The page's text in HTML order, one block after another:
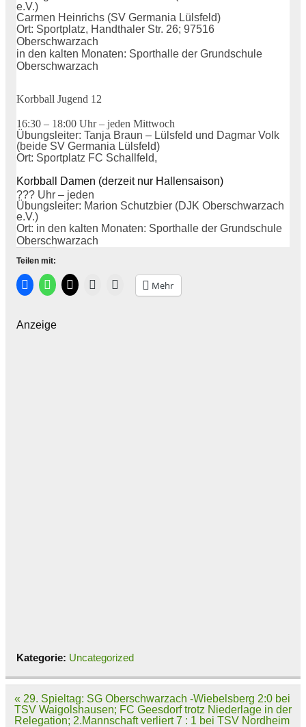
e.V.)
Carmen Heinrichs (SV Germania Lülsfeld)
Ort: Sportplatz, Handthaler Str. 26; 97516
Oberschwarzach
in den kalten Monaten: Sporthalle der Grundschule
Oberschwarzach
Korbball Jugend 12
16:30 – 18:00 Uhr – jeden Mittwoch
Übungsleiter: Tanja Braun – Lülsfeld und Dagmar Volk
(beide SV Germania Lülsfeld)
Ort: Sportplatz FC Schallfeld,
Korbball Damen (derzeit nur Hallensaison)
??? Uhr – jeden
Übungsleiter: Marion Schutzbier (DJK Oberschwarzach
e.V.)
Ort: in den kalten Monaten: Sporthalle der Grundschule
Oberschwarzach
Teilen mit:
Mehr
Anzeige
Kategorie: Uncategorized
Beitragsnavigation
« 29. Spieltag: SG Oberschwarzach -Wiebelsberg 2:0 bei
TSV Waigolshausen; FC Geesdorf trotz Niederlage in der
Relegation; 2.Mannschaft verliert 7 : 1 bei TSV Nordheim